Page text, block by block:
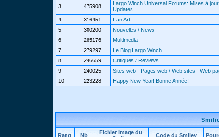
3 475908
Largo Winch Universal Forums: Mises à
Updates
4
316451
Fan Art
5
300200
Nouvelles / News
6
285176
Multimedia
7
279297
Le Blog Largo Winch
8
246659
Critiques / Reviews
9
240025
Sites web - Pages web / Web sites - Web
10
223228 Happy New Year! Bonne Année!
Rang Nb
Fichier Image du
Code du Smiley